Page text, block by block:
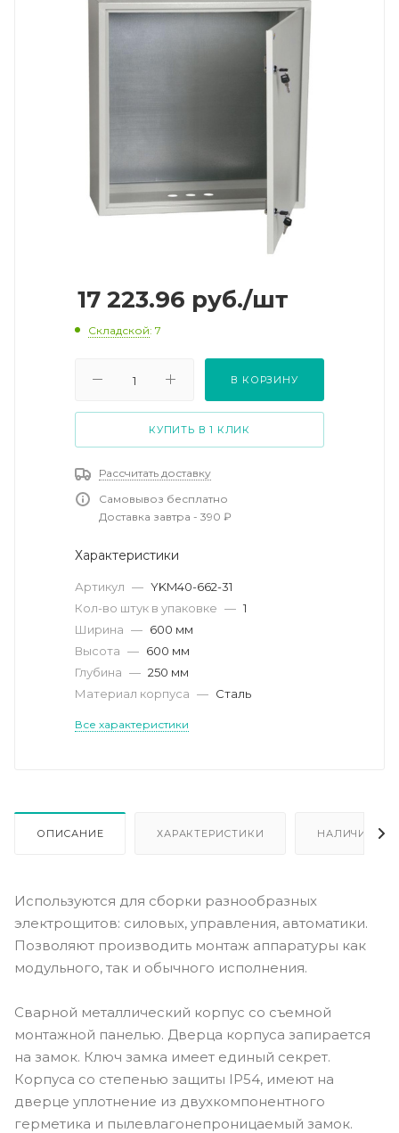
17 223.96 руб./шт
Складской: 7
В КОРЗИНУ
КУПИТЬ В 1 КЛИК
Рассчитать доставку
Самовывоз бесплатно
Доставка завтра - 390 ₽
Характеристики
Артикул — YKM40-662-31
Кол-во штук в упаковке — 1
Ширина — 600 мм
Высота — 600 мм
Глубина — 250 мм
Материал корпуса — Сталь
Все характеристики
ОПИСАНИЕ ХАРАКТЕРИСТИКИ НАЛИЧИЕ
Используются для сборки разнообразных
электрощитов: силовых, управления, автоматики.
Позволяют производить монтаж аппаратуры как
модульного, так и обычного исполнения.
Сварной металлический корпус со съемной
монтажной панелью. Дверца корпуса запирается
на замок. Ключ замка имеет единый секрет.
Корпуса со степенью защиты IP54, имеют на
дверце уплотнение из двухкомпонентного
герметика и пылевлагонепроницаемый замок.